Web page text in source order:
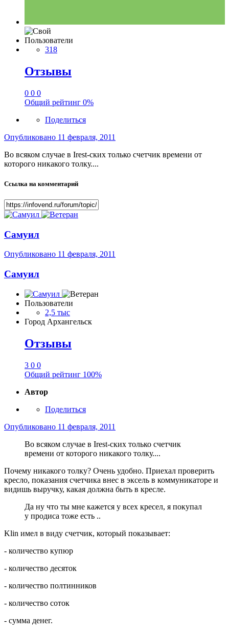
Пользователи
318
Отзывы
0 0 0
Общий рейтинг 0%
Поделиться
Опубликовано 11 февраля, 2011
Во всяком случае в Irest-ских только счетчик времени от
которого никакого толку....
Ссылка на комментарий
Самуил
Опубликовано 11 февраля, 2011
Самуил
Пользователи
2,5 тыс
Город Архангельск
Отзывы
3 0 0
Общий рейтинг 100%
Автор
Поделиться
Опубликовано 11 февраля, 2011
Во всяком случае в Irest-ских только счетчик
времени от которого никакого толку....
Почему никакого толку? Очень удобно. Приехал проверить
кресло, показания счетчика внес в эксель в коммуникаторе и
видишь выручку, какая должна быть в кресле.
Да ну что ты мне кажется у всех кресел, я покупал
у продиса тоже есть ..
Klin имел в виду счетчик, который показывает:
- количество купюр
- количество десяток
- количество полтинников
- количество соток
- сумма денег.